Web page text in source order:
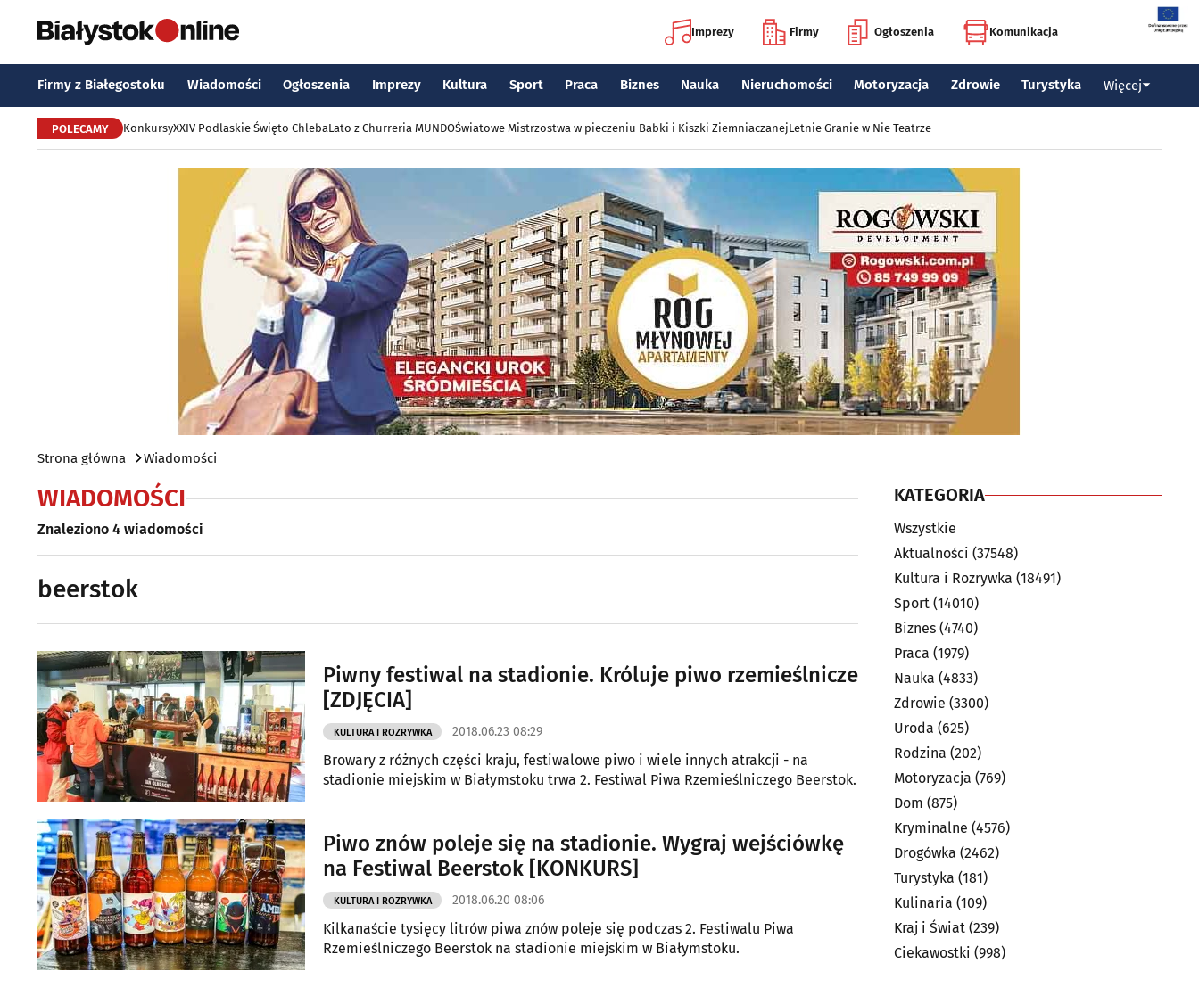
Imprezy Firmy Ogłoszenia Komunikacja
Firmy z Białegostoku Wiadomości Ogłoszenia Imprezy Kultura Sport Praca Biznes Nauka Nieruchomości Motoryzacja Zdrowie Turystyka Więcej
POLECAMY KonkursyXXIV Podlaskie Święto ChlebaLato z Churreria MUNDOŚwiatowe Mistrzostwa w pieczeniu Babki i Kiszki ZiemniaczanejLetnie Granie w Nie Teatrze
Strona główna Wiadomości
WIADOMOŚCI
Znaleziono 4 wiadomości
beerstok
Piwny festiwal na stadionie. Króluje piwo rzemieślnicze
[ZDJĘCIA]
KULTURA I ROZRYWKA 2018.06.23 08:29
Browary z różnych części kraju, festiwalowe piwo i wiele innych atrakcji - na
stadionie miejskim w Białymstoku trwa 2. Festiwal Piwa Rzemieślniczego Beerstok.
Piwo znów poleje się na stadionie. Wygraj wejściówkę
na Festiwal Beerstok [KONKURS]
KULTURA I ROZRYWKA 2018.06.20 08:06
Kilkanaście tysięcy litrów piwa znów poleje się podczas 2. Festiwalu Piwa
Rzemieślniczego Beerstok na stadionie miejskim w Białymstoku.
KATEGORIA
Wszystkie
Aktualności (37548)
Kultura i Rozrywka (18491)
Sport (14010)
Biznes (4740)
Praca (1979)
Nauka (4833)
Zdrowie (3300)
Uroda (625)
Rodzina (202)
Motoryzacja (769)
Dom (875)
Kryminalne (4576)
Drogówka (2462)
Turystyka (181)
Kulinaria (109)
Kraj i Świat (239)
Ciekawostki (998)